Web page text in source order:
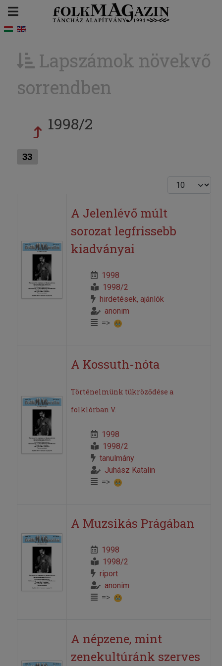
Lapszámok növekvő
sorrendben
1998/2
33
Tételek #
A Jelenlévő múlt
sorozat legfrissebb
kiadványai
1998
1998/2
hirdetések, ajánlók
anonim
=>
A Kossuth-nóta
Történelmünk tükröződése a
folklórban V.
1998
1998/2
tanulmány
Juhász Katalin
=>
A Muzsikás Prágában
1998
1998/2
riport
anonim
=>
A népzene, mint
zenekultúránk szerves